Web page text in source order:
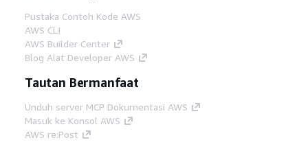
Pustaka Contoh Kode AWS
AWS CLI
AWS Builder Center
Blog Alat Developer AWS
Tautan Bermanfaat
Unduh server MCP Dokumentasi AWS
Masuk ke Konsol AWS
AWS re:Post